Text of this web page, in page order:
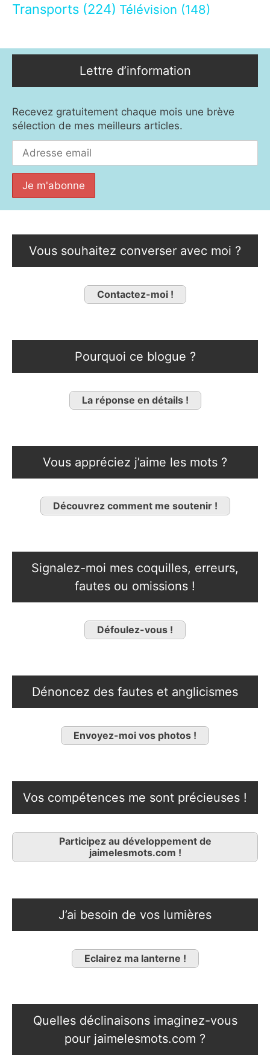
Transports (224) Télévision (148)
Lettre d’information
Recevez gratuitement chaque mois une brève
sélection de mes meilleurs articles.
Vous souhaitez converser avec moi ?
Contactez-moi !
Pourquoi ce blogue ?
La réponse en détails !
Vous appréciez j’aime les mots ?
Découvrez comment me soutenir !
Signalez-moi mes coquilles, erreurs,
fautes ou omissions !
Défoulez-vous !
Dénoncez des fautes et anglicismes
Envoyez-moi vos photos !
Vos compétences me sont précieuses !
Participez au développement de
jaimelesmots.com !
J’ai besoin de vos lumières
Eclairez ma lanterne !
Quelles déclinaisons imaginez-vous
pour jaimelesmots.com ?